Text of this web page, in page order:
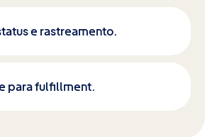
e rastreamento.
para fulfillment.